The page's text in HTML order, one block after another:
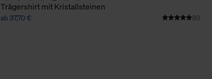
Trägershirt mit Kristallsteinen
ab 37,70 € 89